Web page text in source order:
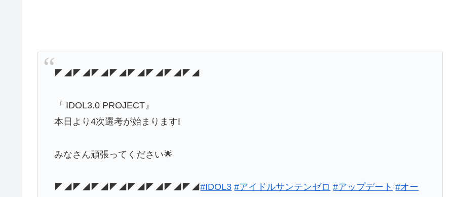
◤◢◤◢◤◢◤◢◤◢◤◢◤◢◤◢
『 IDOL3.0 PROJECT』
本日より4次選考が始まります❕
みなさん頑張ってください🌟
◤◢◤◢◤◢◤◢◤◢◤◢◤◢◤◢#IDOL3 #アイドルサンテンゼロ #アップデート #オー